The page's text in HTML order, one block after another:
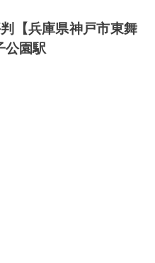
【兵庫県神戸市東舞
公園駅